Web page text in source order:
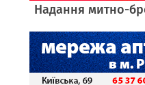
Надання митно-